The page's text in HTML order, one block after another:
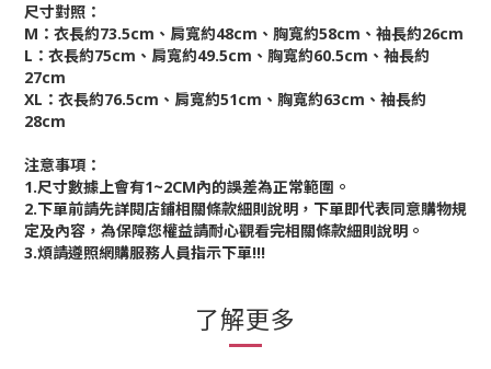
尺寸對照：
M：衣長約73.5cm、肩寬約48cm、胸寬約58cm、袖長約26cm
L：衣長約75cm、肩寬約49.5cm、胸寬約60.5cm、袖長約
27cm
XL：衣長約76.5cm、肩寬約51cm、胸寬約63cm、袖長約
28cm
注意事項：
1.尺寸數據上會有1~2CM內的誤差為正常範圍。
2.下單前請先詳閱店鋪相關條款細則說明，下單即代表同意購物規
定及內容，為保障您權益請耐心觀看完相關條款細則說明。
3.煩請遵照網購服務人員指示下單!!!
了解更多